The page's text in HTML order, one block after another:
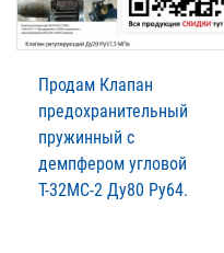
Продам Клапан
предохранительный
пружинный с
демпфером угловой
Т-32МС-2 Ду80 Ру64.